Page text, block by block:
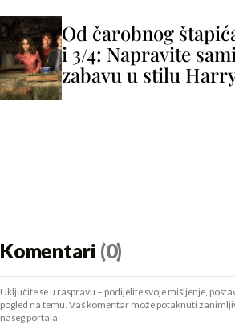
Od čarobnog
i 3/4: Napravite
zabavu u stilu
Komentari (0)
Uključite se u raspravu – podijelite svoje mišljenje,
pogled na temu. Vaš komentar može potaknuti
našeg portala.